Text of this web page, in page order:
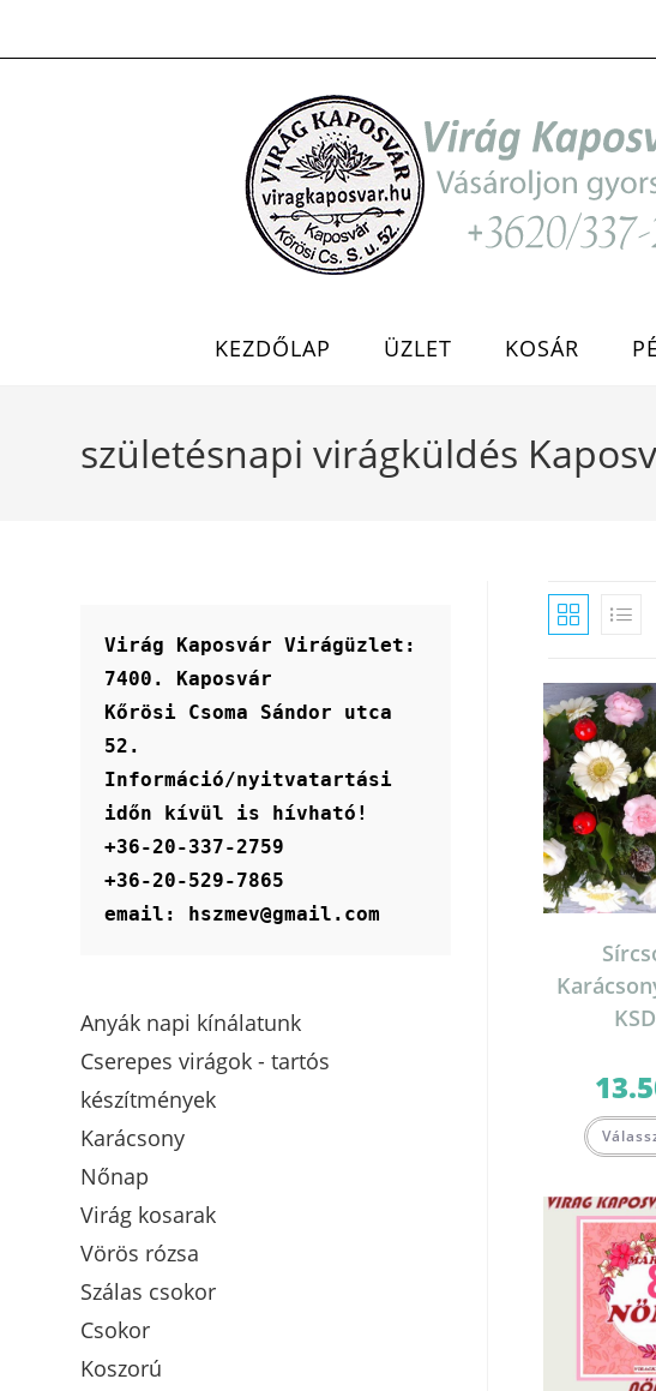
KEZDŐLAP ÜZLET KOSÁR
születésnapi virágküldés
Virág Kaposvár Virágüzlet:
7400. Kaposvár
Kőrösi Csoma Sándor utca
52.
Információ/nyitvatartási
időn kívül is hívható!
+36-20-337-2759
+36-20-529-7865
email: hszmev@gmail.com
Anyák napi kínálatunk
Cserepes virágok - tartós
készítmények
Karácsony
Nőnap
Virág kosarak
Vörös rózsa
Szálas csokor
Csokor
Koszorú